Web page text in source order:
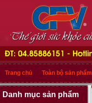
Trang chủ Toàn bộ sản phẩm
Danh mục sản phẩm